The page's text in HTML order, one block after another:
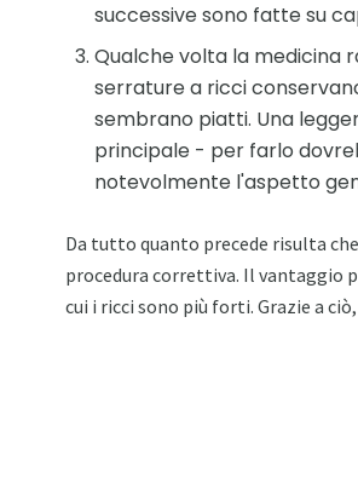
successive sono fatte su
Qualche volta la medicina
serrature a ricci
sembrano piatti. Una
principale - per farlo
notevolmente l'aspetto
Da tutto quanto precede risulta
procedura correttiva. Il vantaggio
cui i ricci sono più forti. Grazie a